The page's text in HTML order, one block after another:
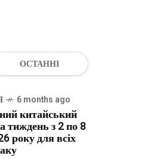
ОСТАННІ
6 months ago
китайський
тиждень з 2 по 8
року для всіх